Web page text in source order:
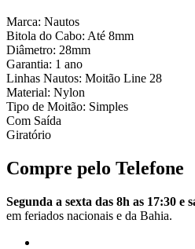
Marca: Nautos
Bitola do Cabo: Até 8mm
Diâmetro: 28mm
Garantia: 1 ano
Linhas Nautos: Moitão Line 28
Material: Nylon
Tipo de Moitão: Simples
Com Saída
Giratório
Compre pelo Telefone
Segunda a sexta das 8h as 17:30 e
em feriados nacionais e da Bahia.